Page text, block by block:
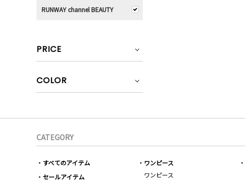
RUNWAY channel BEAUTY
PRICE
COLOR
CATEGORY
すべてのアイテム
セールアイテム
ワンピース
ワンピース